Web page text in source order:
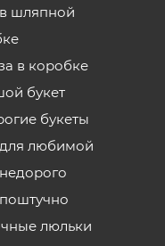
шляпной
в коробке
букет
букеты
любимой
люльки